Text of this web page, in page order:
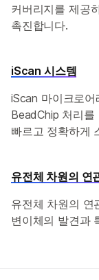
커버리지를 제공
촉진합니다.
iScan 시스템
iScan 마이크로
BeadChip 처리
빠르고 정확하게
유전체 차원의 연
유전체 차원의 연
변이체의 발견과